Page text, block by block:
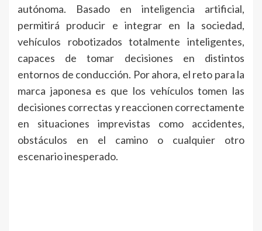
autónoma. Basado en inteligencia artificial,
permitirá producir e integrar en la sociedad,
vehículos robotizados totalmente inteligentes,
capaces de tomar decisiones en distintos
entornos de conducción. Por ahora, el reto para la
marca japonesa es que los vehículos tomen las
decisiones correctas y reaccionen correctamente
en situaciones imprevistas como accidentes,
obstáculos en el camino o cualquier otro
escenario inesperado.